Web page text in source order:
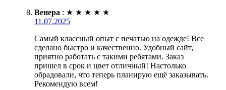
Венера : ★ ★ ★ ★ ★
11.07.2025
Самый классный опыт с печатью на одежде! Все
сделано быстро и качественно. Удобный сайт,
приятно работать с такими ребятами. Заказ
пришел в срок и цвет отличный! Настолько
обрадовали, что теперь планирую ещё заказывать.
Рекомендую всем!